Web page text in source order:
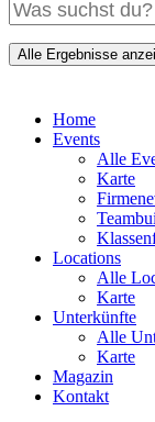
Alle Ergebnisse
Home
Events
Alle
Karte
Locations
Alle
Karte
Unterkünfte
Alle
Karte
Magazin
Kontakt